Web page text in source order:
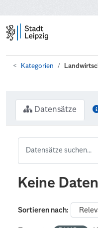
Kategorien
Datensätze
Keine
Sortieren nach